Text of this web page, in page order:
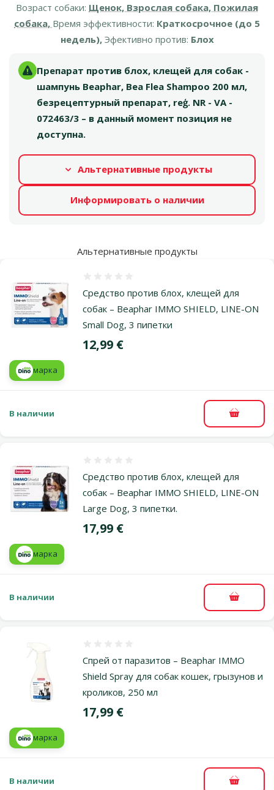
Возраст собаки: Щенок, Взрослая собака, Пожилая
собака, Время эффективности: Краткосрочное (до 5
недель), Эфективно против: Блох
Препарат против блох, клещей для собак -
шампунь Beaphar, Bea Flea Shampoo 200 мл,
безрецептурный препарат, reģ. NR - VA -
072463/3 – в данный момент позиция не
доступна.
Альтернативные продукты
Информировать о наличии
Альтернативные продукты
Средство против блох, клещей для
собак – Beaphar IMMO SHIELD, LINE-ON
Small Dog, 3 пипетки
Цена
12,99 €
марка
В наличии В
Средство против блох, клещей для
собак – Beaphar IMMO SHIELD, LINE-ON
Large Dog, 3 пипетки.
Цена
17,99 €
марка
В наличии В
Спрей от паразитов – Beaphar IMMO
Shield Spray для собак кошек, грызунов и
кроликов, 250 мл
Цена
17,99 €
марка
В наличии В